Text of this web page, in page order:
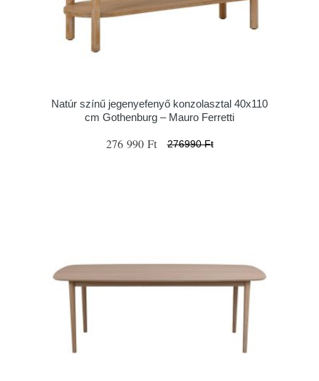
Natúr színű jegenyefenyő konzolasztal 40x110
cm Gothenburg – Mauro Ferretti
276 990 Ft 276990 Ft